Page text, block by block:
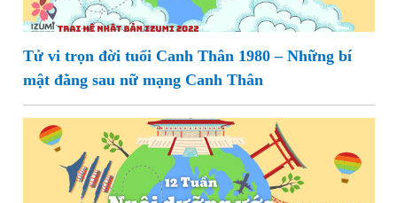
Tử vi trọn đời tuổi Canh Thân 1980 – Những bí
mật đằng sau nữ mạng Canh Thân